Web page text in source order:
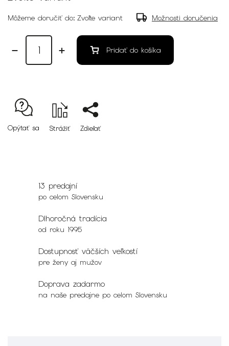
Môžeme doručiť do: Zvoľte variant Možnosti doručenia
Pridať do košíka
Opýtať sa Strážiť Zdieľať
13 predajní
po celom Slovensku
Dlhoročná tradícia
od roku 1995
Dostupnosť väčších veľkostí
pre ženy aj mužov
Doprava zadarmo
na naše predajne po celom Slovensku